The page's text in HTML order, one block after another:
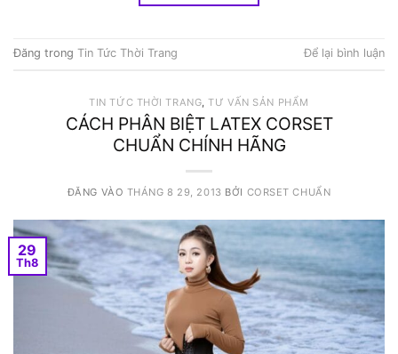
Đăng trong Tin Tức Thời Trang Để lại bình luận
TIN TỨC THỜI TRANG,TƯ VẤN SẢN PHẨM
CÁCH PHÂN BIỆT LATEX CORSET
CHUẨN CHÍNH HÃNG
ĐĂNG VÀO THÁNG 8 29, 2013 BỞI CORSET CHUẨN
29
Th8